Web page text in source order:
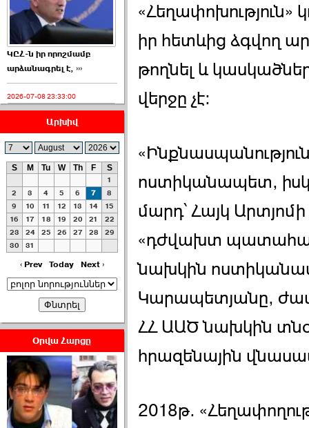
ԿԸՀ-ն իր որոշմամբ
արձանագրել է, ›››
2026-07-08 23:33:00
ՀԱՅԱՊԱՀՊԱՆՈՒԹԻՒՆ՝
ՀԱՒԱՏՔԻ ԵՒ
ԿՐԹՈՒԹԵԱՆ
ՃԱՆԱՊԱՐՀՈՎ ›››
2026-07-06 06:50:00
Ամենաշատը էսօրվանից
էի վախենում.Նիկոլայ
Եղիազարյան ›››
2026-07-05 23:19:00
Արխիվ
S M Tu W Th F S
1
2
3 4 5 6 7
8
9
10 11 12 13 14
15
16
17 18 19 20 21
22
23
24 25 26 27 28
29
30
31
‹ Prev Today Next ›
Օրվա Հարցը
իր հետևից ձգվող
թողնել և
վերջը չէ:
ոստիկանապետ,
մարդ՝ Հայկ
«դժվախտ
նախկին
Կարապետյանը,
ՀՀ ԱԱԾ նախկին
հրազենային
2018թ.